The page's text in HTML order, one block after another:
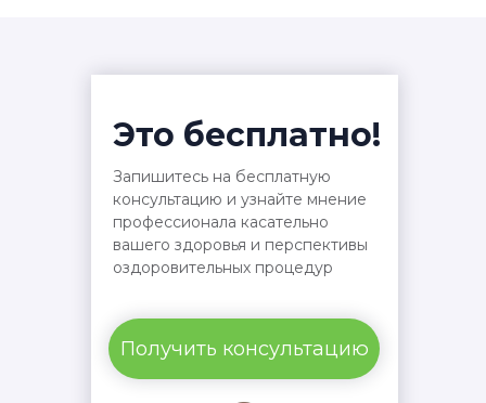
Получить консультацию
Это бесплатно!
Запишитесь на бесплатную
консультацию и узнайте мнение
профессионала касательно
вашего здоровья и перспективы
оздоровительных процедур